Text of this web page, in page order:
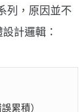
列，原因並不
計邏輯：
累積）